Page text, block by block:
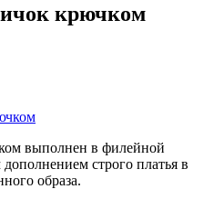
крючком
выполнен в филейной
строго платья в
образа.